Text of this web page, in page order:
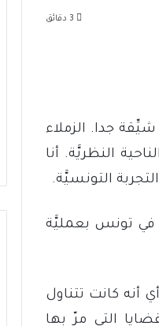
جدا. الزملاء
النظريَّة. أنا
التونسيَّة.
في تونس بعمليَّة
أنه كانت تتناول
التي مرّ بها